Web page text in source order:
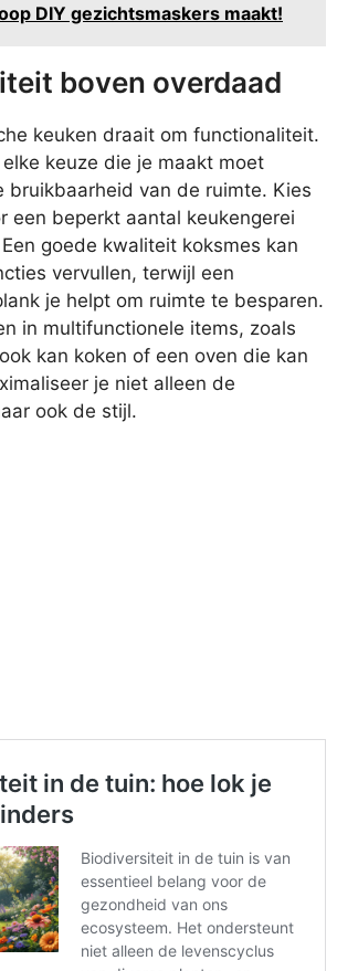
DIY gezichtsmaskers maakt!
boven overdaad
keuken draait om functionaliteit.
keuze die je maakt moet
bruikbaarheid van de ruimte. Kies
een beperkt aantal keukengerei
goede kwaliteit koksmes kan
vervullen, terwijl een
je helpt om ruimte te besparen.
in multifunctionele items, zoals
kan koken of een oven die kan
je niet alleen de
ook de stijl.